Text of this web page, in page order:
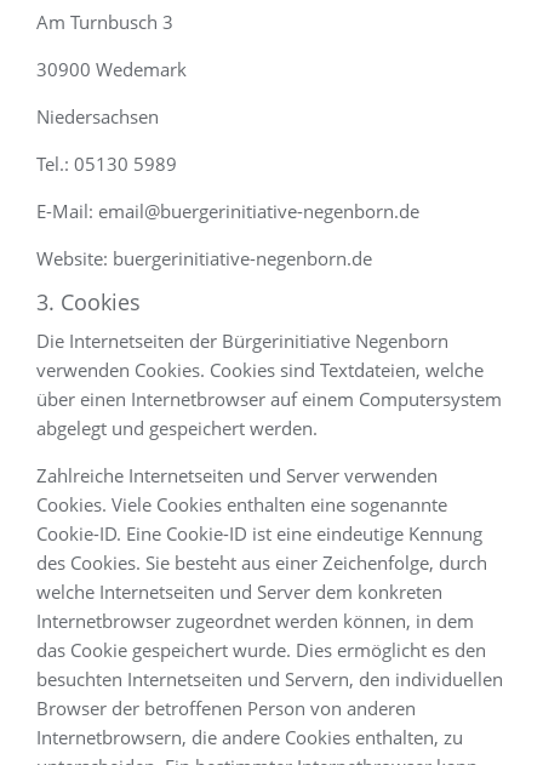
Am Turnbusch 3
30900 Wedemark
Niedersachsen
Tel.: 05130 5989
E-Mail: email@buergerinitiative-negenborn.de
Website: buergerinitiative-negenborn.de
3. Cookies
Die Internetseiten der Bürgerinitiative Negenborn
verwenden Cookies. Cookies sind Textdateien, welche
über einen Internetbrowser auf einem Computersystem
abgelegt und gespeichert werden.
Zahlreiche Internetseiten und Server verwenden
Cookies. Viele Cookies enthalten eine sogenannte
Cookie-ID. Eine Cookie-ID ist eine eindeutige Kennung
des Cookies. Sie besteht aus einer Zeichenfolge, durch
welche Internetseiten und Server dem konkreten
Internetbrowser zugeordnet werden können, in dem
das Cookie gespeichert wurde. Dies ermöglicht es den
besuchten Internetseiten und Servern, den individuellen
Browser der betroffenen Person von anderen
Internetbrowsern, die andere Cookies enthalten, zu